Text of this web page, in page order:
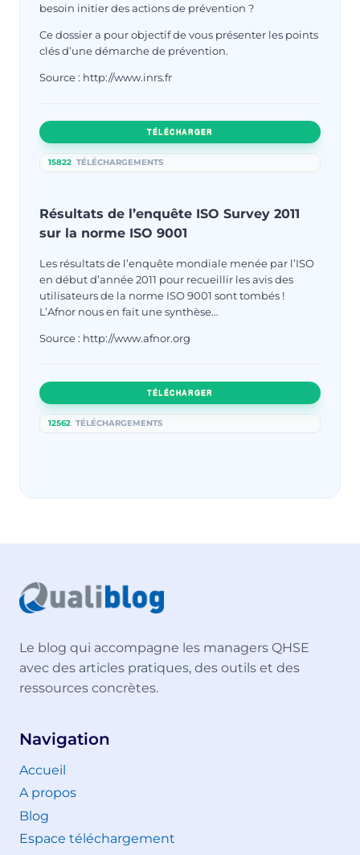
besoin initier des actions de prévention ?
Ce dossier a pour objectif de vous présenter les points
clés d’une démarche de prévention.
Source : http://www.inrs.fr
TÉLÉCHARGER
15822 TÉLÉCHARGEMENTS
Résultats de l’enquête ISO Survey 2011
sur la norme ISO 9001
Les résultats de l’enquête mondiale menée par l’ISO
en début d’année 2011 pour recueillir les avis des
utilisateurs de la norme ISO 9001 sont tombés !
L’Afnor nous en fait une synthèse…
Source : http://www.afnor.org
TÉLÉCHARGER
12562 TÉLÉCHARGEMENTS
Le blog qui accompagne les managers QHSE
avec des articles pratiques, des outils et des
ressources concrètes.
Navigation
Accueil
A propos
Blog
Espace téléchargement